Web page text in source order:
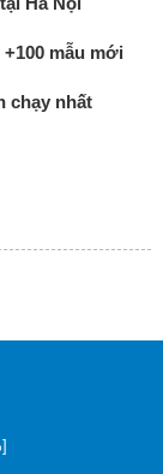
mẫu mới
chạy nhất